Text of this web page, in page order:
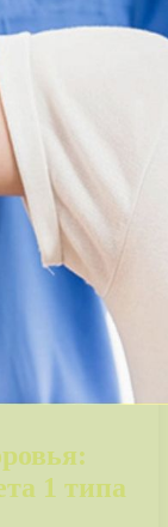
1 типа